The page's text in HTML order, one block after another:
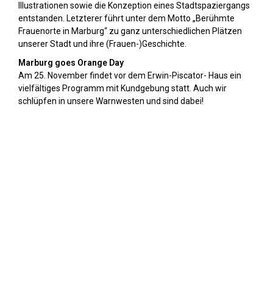
Illustrationen sowie die Konzeption eines Stadtspaziergangs
entstanden. Letzterer führt unter dem Motto „Berühmte
Frauenorte in Marburg“ zu ganz unterschiedlichen Plätzen
unserer Stadt und ihre (Frauen-)Geschichte.
Marburg goes Orange Day
Am 25. November findet vor dem Erwin-Piscator- Haus ein
vielfältiges Programm mit Kundgebung statt. Auch wir
schlüpfen in unsere Warnwesten und sind dabei!